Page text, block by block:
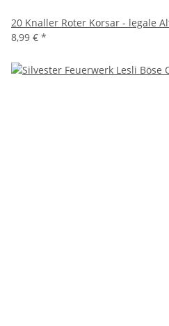
20 Knaller Roter Korsar - legale
8,99 € *